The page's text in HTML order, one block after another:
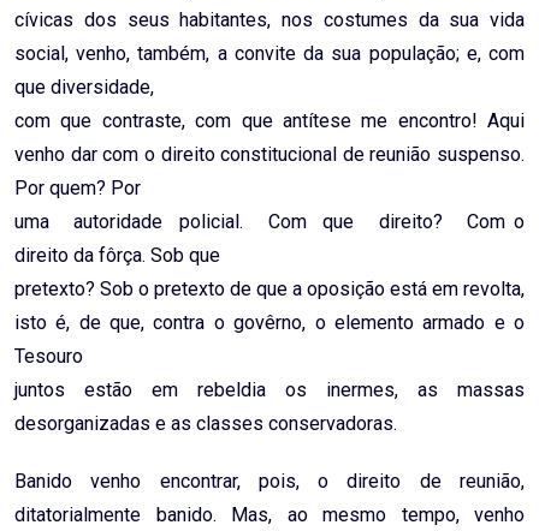
cívicas dos seus habitantes, nos costumes da sua vida
social, venho, também, a convite da sua população; e, com
que diversidade,
com que contraste, com que antítese me encontro! Aqui
venho dar com o direito constitucional de reunião suspenso.
Por quem? Por
uma autoridade policial. Com que direito? Com o
direito da fôrça. Sob que
pretexto? Sob o pretexto de que a oposição está em revolta,
isto é, de que, contra o govêrno, o elemento armado e o
Tesouro
juntos estão em rebeldia os inermes, as massas
desorganizadas e as classes conservadoras.
Banido venho encontrar, pois, o direito de reunião,
ditatorialmente banido. Mas, ao mesmo tempo, venho